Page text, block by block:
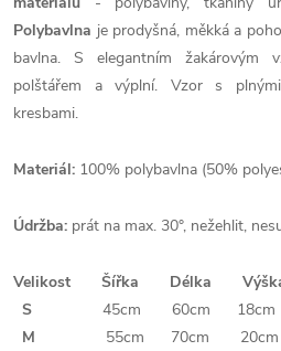
Polybavlna je prodyšná, měkká a
bavlna. S elegantním žakárovým
polštářem a výplní. Vzor s
kresbami.
Materiál: 100% polybavlna (50%
Údržba: prát na max. 30°, nežehlit,
Velikost Šířka Délka
S
45cm 60cm 18cm
M
55cm 70cm 20cm